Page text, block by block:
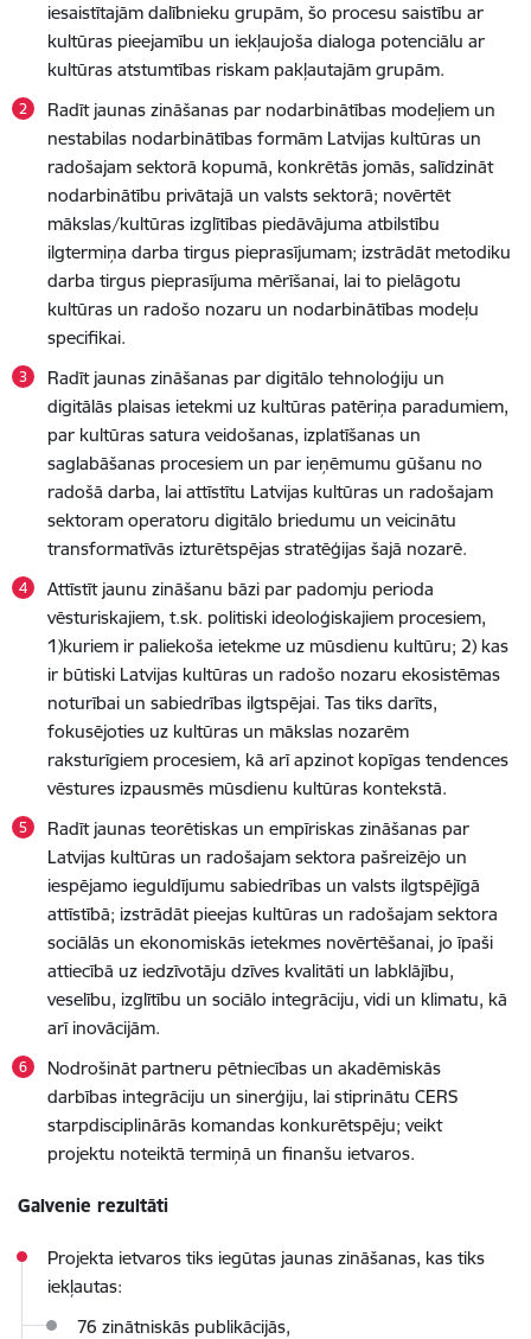
iesaistītajām dalībnieku grupām, šo procesu saistību ar
kultūras pieejamību un iekļaujoša dialoga potenciālu ar
kultūras atstumtības riskam pakļautajām grupām.
Radīt jaunas zināšanas par nodarbinātības modeļiem un
nestabilas nodarbinātības formām Latvijas kultūras un
radošajam sektorā kopumā, konkrētās jomās, salīdzināt
nodarbinātību privātajā un valsts sektorā; novērtēt
mākslas/kultūras izglītības piedāvājuma atbilstību
ilgtermiņa darba tirgus pieprasījumam; izstrādāt metodiku
darba tirgus pieprasījuma mērīšanai, lai to pielāgotu
kultūras un radošo nozaru un nodarbinātības modeļu
specifikai.
Radīt jaunas zināšanas par digitālo tehnoloģiju un
digitālās plaisas ietekmi uz kultūras patēriņa paradumiem,
par kultūras satura veidošanas, izplatīšanas un
saglabāšanas procesiem un par ieņēmumu gūšanu no
radošā darba, lai attīstītu Latvijas kultūras un radošajam
sektoram operatoru digitālo briedumu un veicinātu
transformatīvās izturētspējas stratēģijas šajā nozarē.
Attīstīt jaunu zināšanu bāzi par padomju perioda
vēsturiskajiem, t.sk. politiski ideoloģiskajiem procesiem,
1)kuriem ir paliekoša ietekme uz mūsdienu kultūru; 2) kas
ir būtiski Latvijas kultūras un radošo nozaru ekosistēmas
noturībai un sabiedrības ilgtspējai. Tas tiks darīts,
fokusējoties uz kultūras un mākslas nozarēm
raksturīgiem procesiem, kā arī apzinot kopīgas tendences
vēstures izpausmēs mūsdienu kultūras kontekstā.
Radīt jaunas teorētiskas un empīriskas zināšanas par
Latvijas kultūras un radošajam sektora pašreizējo un
iespējamo ieguldījumu sabiedrības un valsts ilgtspējīgā
attīstībā; izstrādāt pieejas kultūras un radošajam sektora
sociālās un ekonomiskās ietekmes novērtēšanai, jo īpaši
attiecībā uz iedzīvotāju dzīves kvalitāti un labklājību,
veselību, izglītību un sociālo integrāciju, vidi un klimatu, kā
arī inovācijām.
Nodrošināt partneru pētniecības un akadēmiskās
darbības integrāciju un sinerģiju, lai stiprinātu CERS
starpdisciplinārās komandas konkurētspēju; veikt
projektu noteiktā termiņā un finanšu ietvaros.
Galvenie rezultāti
Projekta ietvaros tiks iegūtas jaunas zināšanas, kas tiks
iekļautas:
76 zinātniskās publikācijās,